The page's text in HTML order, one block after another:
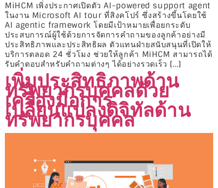
MiHCM เพิ่งประกาศเปิดตัว AI-powered support agent
ในงาน Microsoft AI tour ที่สิงคโปร์ ซึ่งสร้างขึ้นโดยใช้
AI agentic framework โดยมีเป้าหมายเพื่อยกระดับ
ประสบการณ์ผู้ใช้ด้วยการจัดการคำถามของลูกค้าอย่างมี
ประสิทธิภาพและประสิทธิผล ตัวแทนฝ่ายสนับสนุนที่เปิดให้
บริการตลอด 24 ชั่วโมง ช่วยให้ลูกค้า MiHCM สามารถได้
รับคำตอบสำหรับคำถามต่างๆ ได้อย่างรวดเร็ว […]
เพิ่มประสิทธิภาพด้าน
ทรัพยากรบุคคลด้วย
เครื่องมือการ
เปลี่ยนแปลงดิจิทัลด้าน
ทรัพยากรบุคคล